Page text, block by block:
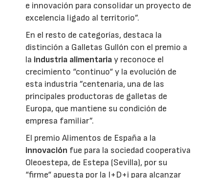
e innovación para consolidar un proyecto de
excelencia ligado al territorio”.
En el resto de categorías, destaca la
distinción a Galletas Gullón con el premio a
la industria alimentariay reconoce el
crecimiento “continuo“ y la evolución de
esta industria ”centenaria, una de las
principales productoras de galletas de
Europa, que mantiene su condición de
empresa familiar”.
El premio Alimentos de España a la
innovación fue para la sociedad cooperativa
Oleoestepa, de Estepa (Sevilla), por su
“firme“ apuesta por la I+D+i para alcanzar